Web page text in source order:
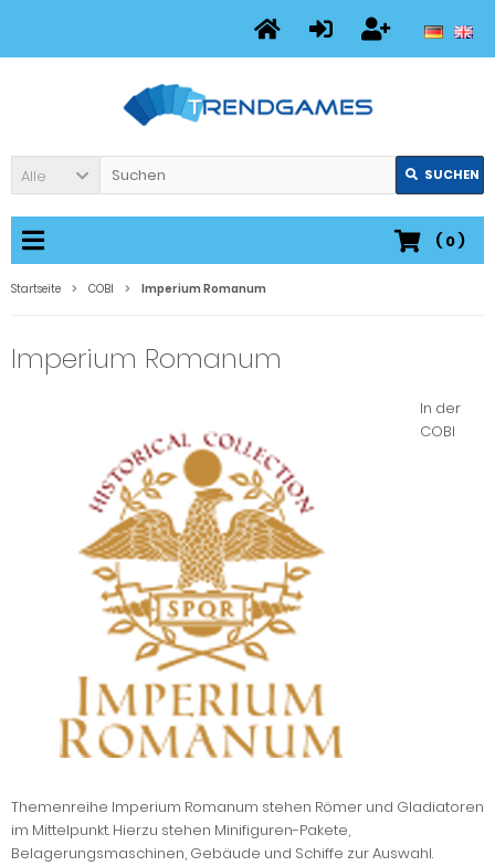
Alle SUCHEN
( 0)
Startseite COBI Imperium Romanum
Imperium Romanum
In der
COBI
Themenreihe Imperium Romanum stehen Römer und Gladiatoren
im Mittelpunkt. Hierzu stehen Minifiguren-Pakete,
Belagerungsmaschinen, Gebäude und Schiffe zur Auswahl.